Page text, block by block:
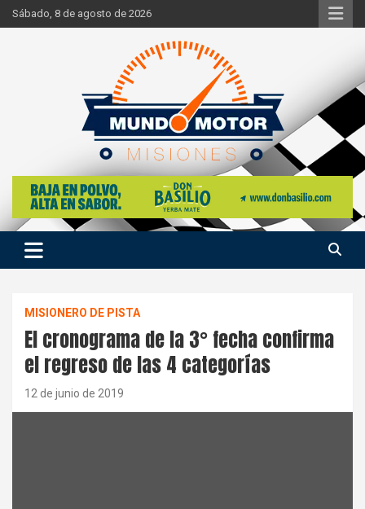
Skip
to
Sábado, 8 de agosto de 2026
Mundo Motor Misiones
Si hay ruido de motores ahí estaremos
MISIONERO DE PISTA
El cronograma de la 3° fecha confirma
el regreso de las 4 categorías
12 de junio de 2019